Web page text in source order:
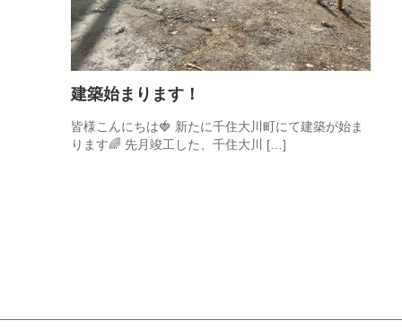
建築始まります！
皆様こんにちは🍓 新たに千住大川町にて建築が始ま
ります🌈 先月竣工した、千住大川 […]